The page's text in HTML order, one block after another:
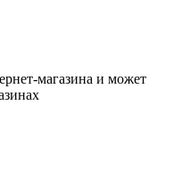
магазина и может